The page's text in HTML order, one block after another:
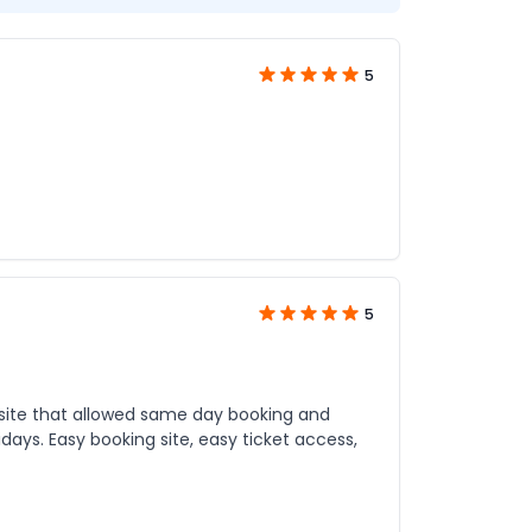
5
5
that allowed same day booking and